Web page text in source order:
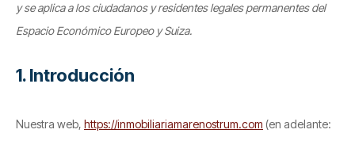
y se aplica a los ciudadanos y residentes legales permanentes del
Espacio Económico Europeo y Suiza.
1. Introducción
Nuestra web, https://inmobiliariamarenostrum.com (en adelante: